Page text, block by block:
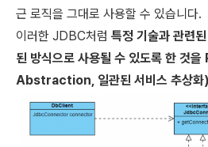
근 로직을 그대로 사용할 수 있습니다.
이러한 JDBC처럼 특정 기술과 관련
된 방식으로 사용될 수 있도록 한
Abstraction, 일관된 서비스 추상화)